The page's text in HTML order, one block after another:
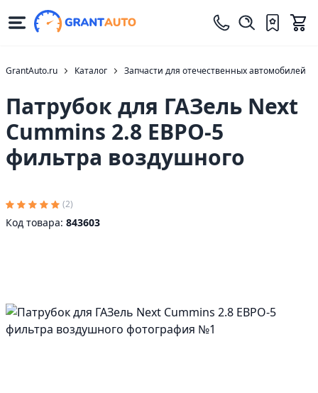
GrantAuto.ru Каталог Запчасти для отечественных автомобилей
Патрубок для ГАЗель Next
Cummins 2.8 ЕВРО-5
фильтра воздушного
(2)
Код товара: 843603